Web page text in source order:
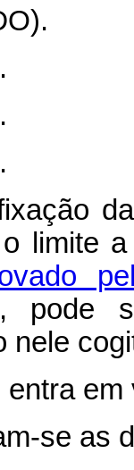
).
o limite
, pode
nele
se as